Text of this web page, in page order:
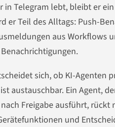
in Telegram lebt, bleibt er
er Teil des Alltags: Push-
aus Workflows
sich, ob KI-Agenten
austauschbar. Ein Agent,
Freigabe ausführt, rückt
und